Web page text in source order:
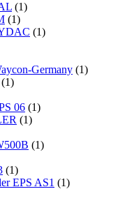
(1)
(1)
(1)
Germany (1)
(1)
06 (1)
(1)
(1)
(1)
EPS AS1 (1)